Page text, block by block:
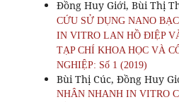
Đồng Huy Giới, Bùi Thị
CỨU SỬ DỤNG NANO
IN VITRO LAN HỒ ĐIỆP
TẠP CHÍ KHOA HỌC VÀ
NGHIỆP: Số 1 (2019)
Bùi Thị Cúc, Đồng Huy
NHÂN NHANH IN VITRO